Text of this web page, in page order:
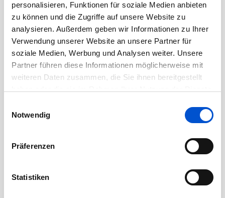
personalisieren, Funktionen für soziale Medien anbieten
zu können und die Zugriffe auf unsere Website zu
analysieren. Außerdem geben wir Informationen zu Ihrer
Verwendung unserer Website an unsere Partner für
soziale Medien, Werbung und Analysen weiter. Unsere
Partner führen diese Informationen möglicherweise mit
weiteren Daten zusammen, die Sie ihnen bereitgestellt
Notwendig
Präferenzen
Statistiken
September 2020
August 2020
Juli 2020
Juni 2020
Mai 2020
Februar 2020
Dezember 2019
Oktober 2019